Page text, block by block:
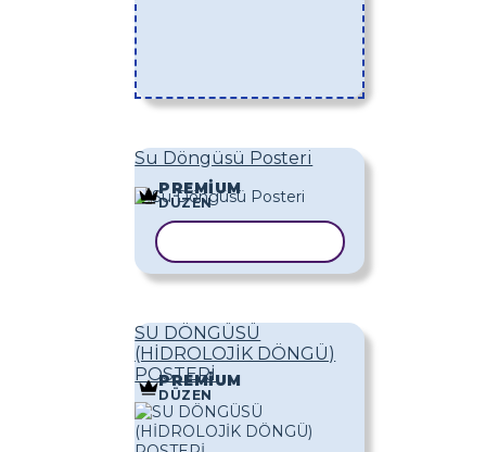
Su Döngüsü Posteri
PREMIUM
DÜZEN
SU DÖNGÜSÜ
(HİDROLOJİK DÖNGÜ)
POSTERİ
PREMIUM
DÜZEN